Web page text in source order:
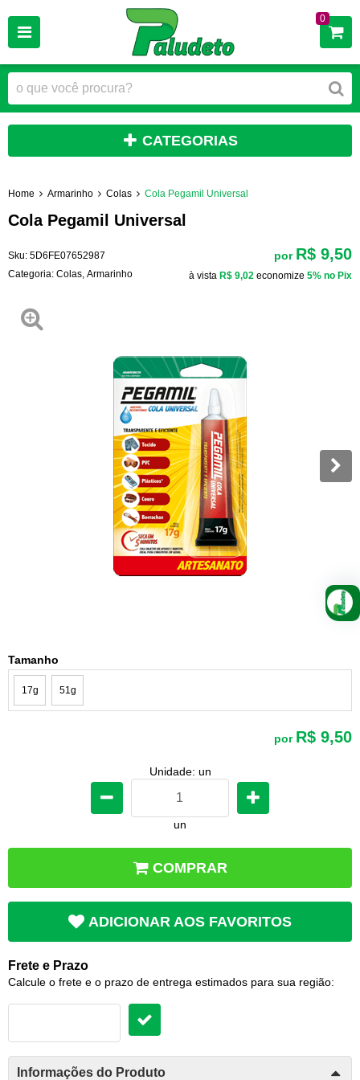
0
CATEGORIAS
Home Armarinho Colas Cola Pegamil Universal
Cola Pegamil Universal
Sku: 5D6FE07652987
Categoria: Colas Armarinho
por R$ 9,50
à vista R$ 9,02 economize 5% no Pix
Tamanho
17g 51g
por R$ 9,50
Unidade: un
un
COMPRAR
ADICIONAR AOS FAVORITOS
Frete e Prazo
Calcule o frete e o prazo de entrega estimados para sua região:
Informações do Produto